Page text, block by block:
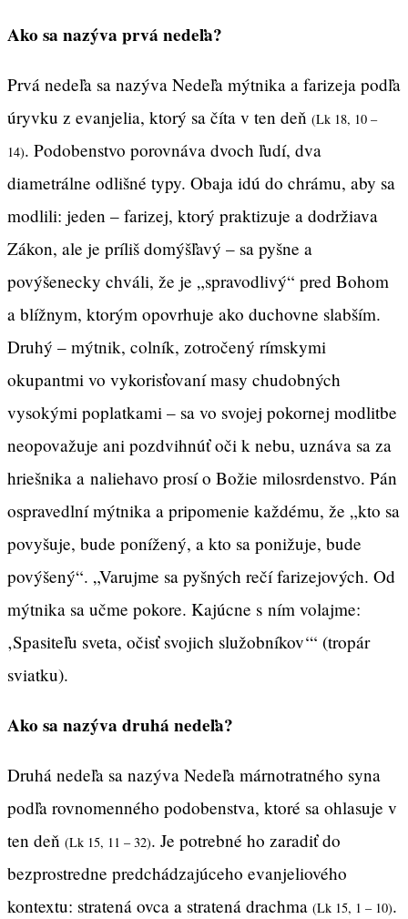
Ako sa nazýva prvá nedeľa?
Prvá nedeľa sa nazýva Nedeľa mýtnika a farizeja podľa
úryvku z evanjelia, ktorý sa číta v ten deň (Lk 18, 10 –
14). Podobenstvo porovnáva dvoch ľudí, dva
diametrálne odlišné typy. Obaja idú do chrámu, aby sa
modlili: jeden – farizej, ktorý praktizuje a dodržiava
Zákon, ale je príliš domýšľavý – sa pyšne a
povýšenecky chváli, že je „spravodlivý“ pred Bohom
a blížnym, ktorým opovrhuje ako duchovne slabším.
Druhý – mýtnik, colník, zotročený rímskymi
okupantmi vo vykorisťovaní masy chudobných
vysokými poplatkami – sa vo svojej pokornej modlitbe
neopovažuje ani pozdvihnúť oči k nebu, uznáva sa za
hriešnika a naliehavo prosí o Božie milosrdenstvo. Pán
ospravedlní mýtnika a pripomenie každému, že „kto sa
povyšuje, bude ponížený, a kto sa ponižuje, bude
povýšený“. „Varujme sa pyšných rečí farizejových. Od
mýtnika sa učme pokore. Kajúcne s ním volajme:
‚Spasiteľu sveta, očisť svojich služobníkov‘“ (tropár
sviatku).
Ako sa nazýva druhá nedeľa?
Druhá nedeľa sa nazýva Nedeľa márnotratného syna
podľa rovnomenného podobenstva, ktoré sa ohlasuje v
ten deň (Lk 15, 11 – 32). Je potrebné ho zaradiť do
bezprostredne predchádzajúceho evanjeliového
kontextu: stratená ovca a stratená drachma (Lk 15, 1 – 10).